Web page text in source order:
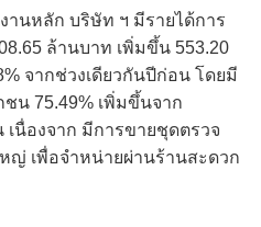
านหลัก บริษัท ฯ มีรายได้การ
ล้านบาท เพิ่มขึ้น 553.20
จากช่วงเดียวกันปีก่อน โดยมี
น 75.49% เพิ่มขึ้นจาก
เนื่องจาก มีการขายชุดตรวจ
ญ่ เพื่อจำหน่ายผ่านร้านสะดวก